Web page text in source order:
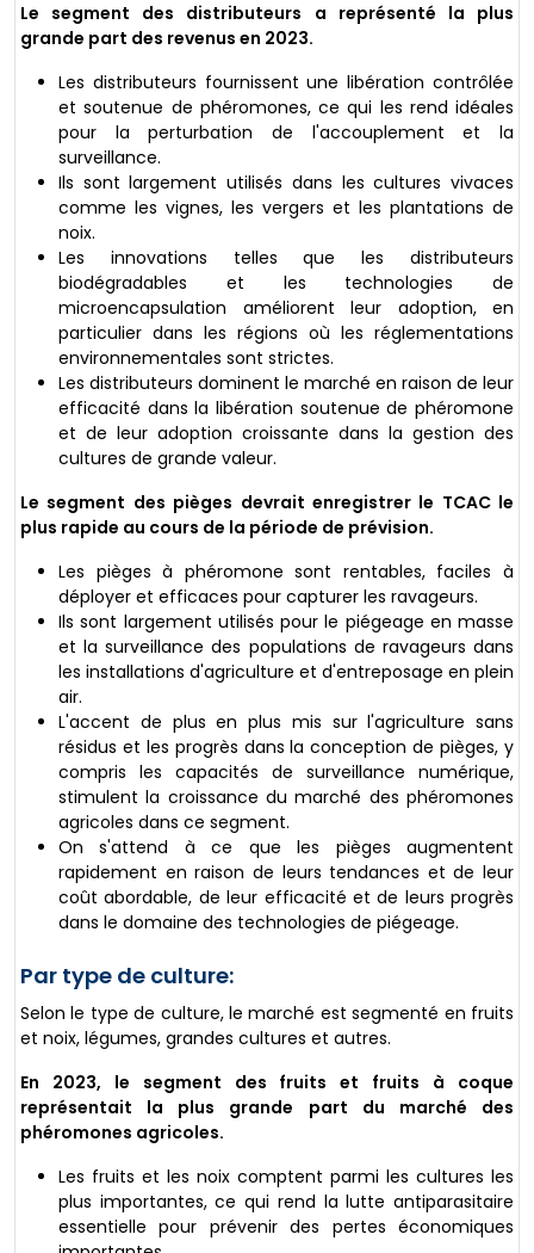
Le segment des distributeurs a représenté la plus
grande part des revenus en 2023.
Les distributeurs fournissent une libération contrôlée
et soutenue de phéromones, ce qui les rend idéales
pour la perturbation de l'accouplement et la
surveillance.
Ils sont largement utilisés dans les cultures vivaces
comme les vignes, les vergers et les plantations de
noix.
Les innovations telles que les distributeurs
biodégradables et les technologies de
microencapsulation améliorent leur adoption, en
particulier dans les régions où les réglementations
environnementales sont strictes.
Les distributeurs dominent le marché en raison de leur
efficacité dans la libération soutenue de phéromone
et de leur adoption croissante dans la gestion des
cultures de grande valeur.
Le segment des pièges devrait enregistrer le TCAC le
plus rapide au cours de la période de prévision.
Les pièges à phéromone sont rentables, faciles à
déployer et efficaces pour capturer les ravageurs.
Ils sont largement utilisés pour le piégeage en masse
et la surveillance des populations de ravageurs dans
les installations d'agriculture et d'entreposage en plein
air.
L'accent de plus en plus mis sur l'agriculture sans
résidus et les progrès dans la conception de pièges, y
compris les capacités de surveillance numérique,
stimulent la croissance du marché des phéromones
agricoles dans ce segment.
On s'attend à ce que les pièges augmentent
rapidement en raison de leurs tendances et de leur
coût abordable, de leur efficacité et de leurs progrès
dans le domaine des technologies de piégeage.
Par type de culture:
Selon le type de culture, le marché est segmenté en fruits
et noix, légumes, grandes cultures et autres.
En 2023, le segment des fruits et fruits à coque
représentait la plus grande part du marché des
phéromones agricoles.
Les fruits et les noix comptent parmi les cultures les
plus importantes, ce qui rend la lutte antiparasitaire
essentielle pour prévenir des pertes économiques